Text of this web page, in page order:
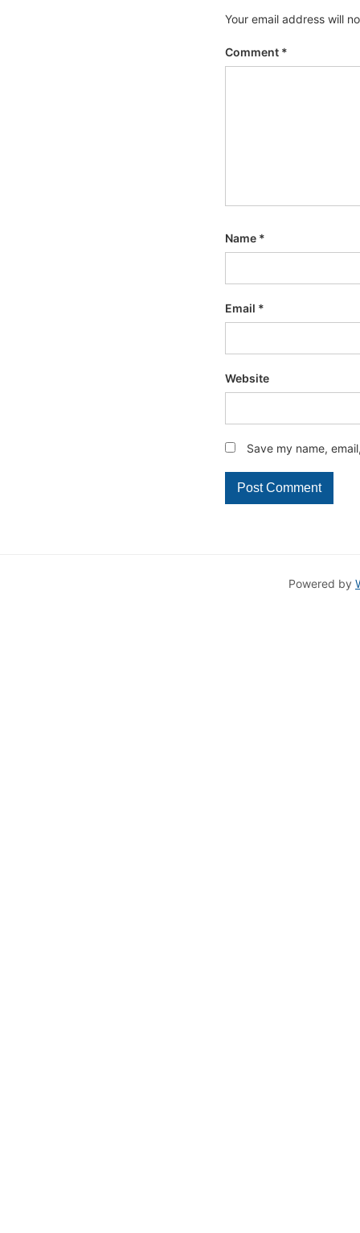
Your email address will
Comment *
Name *
Email *
Website
Save my name,
Powered by